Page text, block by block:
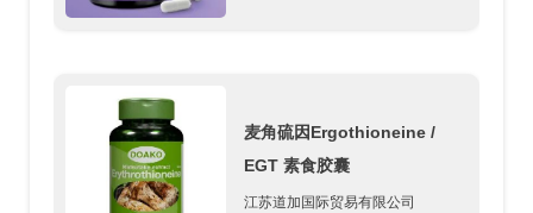
麦角硫因Ergothioneine /
EGT 素食胶囊
江苏道加国际贸易有限公司